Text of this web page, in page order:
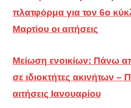
πλατφόρμα για τον 6ο
Μαρτίου οι αιτήσεις
Μείωση ενοικίων: Πάνω
σε ιδιοκτήτες ακινήτων –
αιτήσεις Ιανουαρίου